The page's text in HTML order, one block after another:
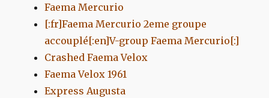
Faema Mercurio
[:fr]Faema Mercurio 2eme groupe
accouplé[:en]V-group Faema Mercurio[:]
Crashed Faema Velox
Faema Velox 1961
Express Augusta